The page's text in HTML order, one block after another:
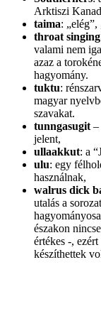
Arktiszi
taima:
throat
valami nem
azaz a
hagyomány.
tuktu:
magyar
szavakat.
tunngasugit –
jelent,
ullaakkut: a
ulu: egy
használnak,
walrus dick
utalás a
északon
értékes -,
készíthettek